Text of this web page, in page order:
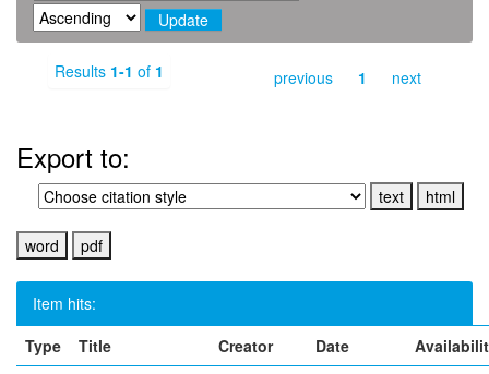
Results 1-1 of 1 previous 1 next
Export to:
Item hits:
Type
Title Creator Date